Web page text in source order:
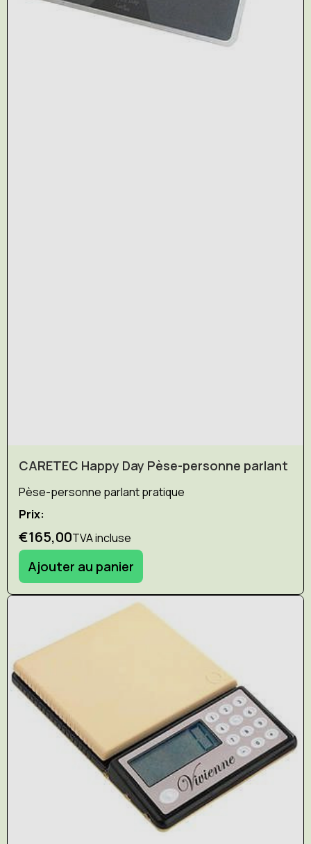
CARETEC Happy Day Pèse-personne parlant
Pèse-personne parlant pratique
Prix:
€165,00TVA incluse
Ajouter au panier